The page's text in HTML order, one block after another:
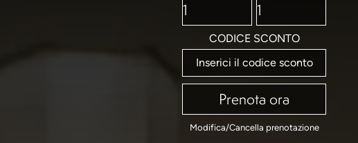
CODICE SCONTO
Prenota ora
Modifica/Cancella prenotazione